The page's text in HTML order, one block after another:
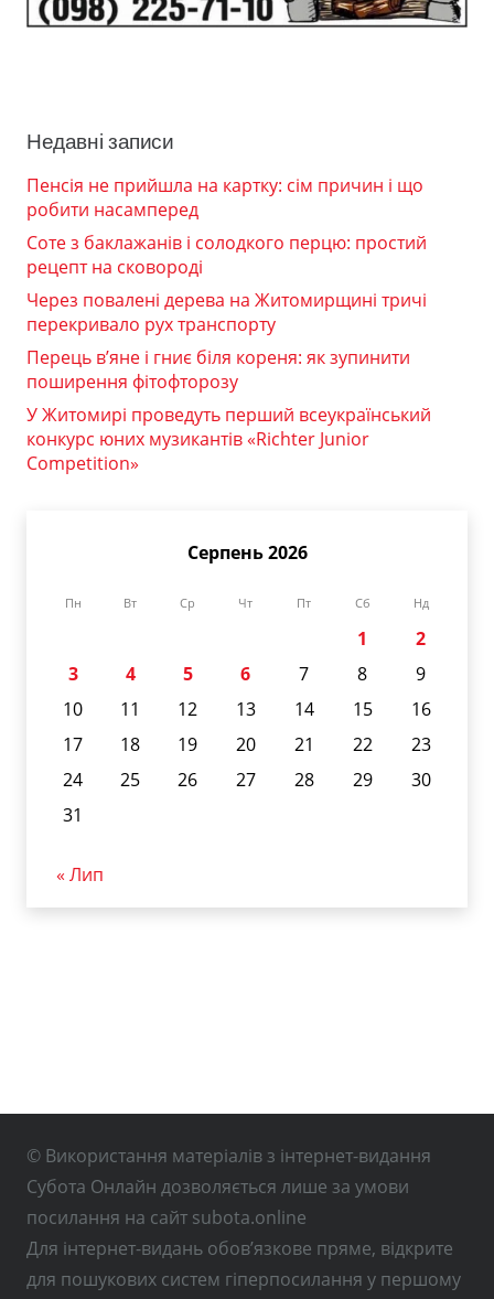
Недавні записи
Пенсія не прийшла на картку: сім причин і що
робити насамперед
Соте з баклажанів і солодкого перцю: простий
рецепт на сковороді
Через повалені дерева на Житомирщині тричі
перекривало рух транспорту
Перець в’яне і гниє біля кореня: як зупинити
поширення фітофторозу
У Житомирі проведуть перший всеукраїнський
конкурс юних музикантів «Richter Junior
Competition»
Серпень 2026
Пн Вт Ср Чт Пт Сб Нд
1
2
3
4 5 6 7 8
9
10
11 12 13 14 15
16
17
18 19 20 21 22
23
24
25 26 27 28 29
30
31
« Лип
© Використання матеріалів з інтернет-видання
Субота Онлайн дозволяється лише за умови
посилання на сайт subota.online
Для інтернет-видань обов’язкове пряме, відкрите
для пошукових систем гіперпосилання у першому